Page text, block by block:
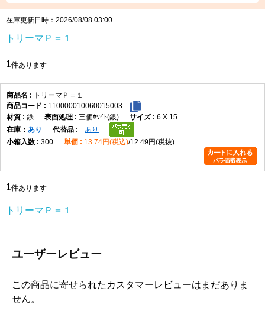
在庫更新日時：2026/08/08 03:00
トリーマＰ＝１
1件あります
トリーマＰ＝１
110000010060015003
鉄
三価ﾎﾜｲﾄ(銀)
6 X 15
在庫
あり
あり
300
13.74円(税込) 12.49円(税抜)
1件あります
トリーマＰ＝１
ユーザーレビュー
この商品に寄せられたカスタマーレビューはまだありま
せん。